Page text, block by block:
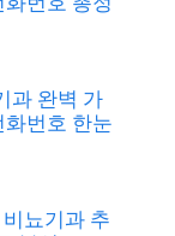
과 완벽 가
번호 한눈
뇨기과 추